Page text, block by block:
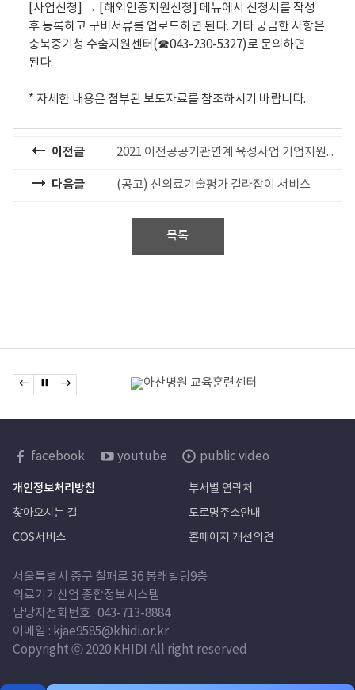
[사업신청] → [해외인증지원신청] 메뉴에서 신청서를 작성
후 등록하고 구비서류를 업로드하면 된다. 기타 궁금한 사항은
충북중기청 수출지원센터(☎043-230-5327)로 문의하면
된다.
* 자세한 내용은 첨부된 보도자료를 참조하시기 바랍니다.
이전글 2021 이전공공기관연계 육성사업 기업지원사업 3차 모집공고 안내
다음글 (공고) 신의료기술평가 길라잡이 서비스
목록
관련기관
이전 배너로 이동
배너 정지다음 배너로 이동
한국보건산업진흥원
sns
바로가기
facebook youtube public video
개인정보처리방침
부서별 연락처
찾아오시는 길
도로명주소안내
COS서비스
홈페이지 개선의견
서울특별시 중구 칠패로 36 봉래빌딩9층
의료기기산업 종합정보시스템
담당자전화번호 : 043-713-8884
이메일 : kjae9585@khidi.or.kr
Copyright ⓒ 2020 KHIDI All right reserved